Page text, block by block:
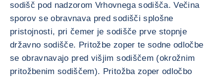
sodišč pod nadzorom Vrhovnega sodišča. Večina
sporov se obravnava pred sodišči splošne
pristojnosti, pri čemer je sodišče prve stopnje
državno sodišče. Pritožbe zoper te sodne odločbe
se obravnavajo pred višjim sodiščem (okrožnim
pritožbenim sodiščem). Pritožba zoper odločbo